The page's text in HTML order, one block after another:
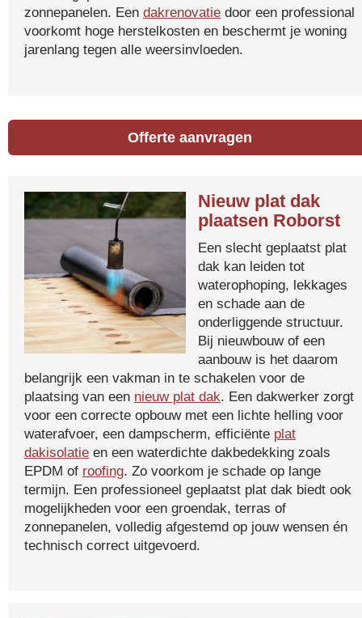
zonnepanelen. Een dakrenovatie door een professional
voorkomt hoge herstelkosten en beschermt je woning
jarenlang tegen alle weersinvloeden.
Offerte aanvragen
Nieuw plat dak
plaatsen Roborst
Een slecht geplaatst plat
dak kan leiden tot
waterophoping, lekkages
en schade aan de
onderliggende structuur.
Bij nieuwbouw of een
aanbouw is het daarom
belangrijk een vakman in te schakelen voor de
plaatsing van een nieuw plat dak. Een dakwerker zorgt
voor een correcte opbouw met een lichte helling voor
waterafvoer, een dampscherm, efficiënte plat
dakisolatie en een waterdichte dakbedekking zoals
EPDM of roofing. Zo voorkom je schade op lange
termijn. Een professioneel geplaatst plat dak biedt ook
mogelijkheden voor een groendak, terras of
zonnepanelen, volledig afgestemd op jouw wensen én
technisch correct uitgevoerd.